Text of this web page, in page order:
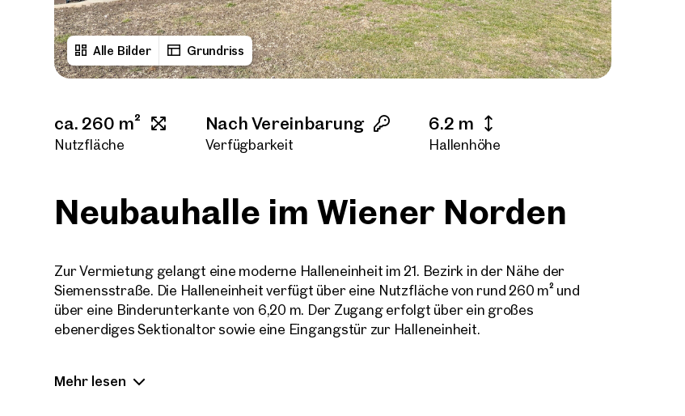
Alle Bilder Grundriss
ca. 260 m²
Nutzfläche
Nach Vereinbarung
Verfügbarkeit
6.2 m
Hallenhöhe
Neubauhalle im Wiener Norden
Zur Vermietung gelangt eine moderne Halleneinheit im 21. Bezirk in der Nähe der
Siemensstraße. Die Halleneinheit verfügt über eine Nutzfläche von rund 260 m² und
über eine Binderunterkante von 6,20 m. Der Zugang erfolgt über ein großes
ebenerdiges Sektionaltor sowie eine Eingangstür zur Halleneinheit.
Mehr lesen